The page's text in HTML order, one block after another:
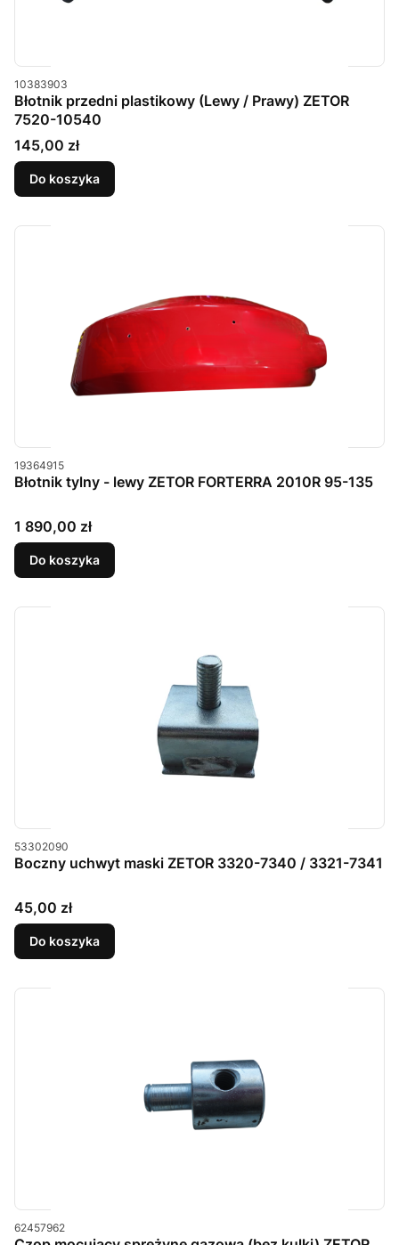
Kod produktu
10383903
Błotnik przedni plastikowy (Lewy / Prawy) ZETOR
7520-10540
Cena
145,00 zł
Do koszyka
Kod produktu
19364915
Błotnik tylny - lewy ZETOR FORTERRA 2010R 95-135
Cena
1 890,00 zł
Do koszyka
Kod produktu
53302090
Boczny uchwyt maski ZETOR 3320-7340 / 3321-7341
Cena
45,00 zł
Do koszyka
Kod produktu
62457962